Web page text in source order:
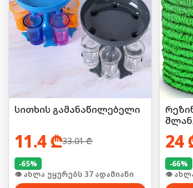
სითხის გამანაწილებელი
11.4₾33.01₾
-65%
🛒 ბოლო 24სთ-ში იყიდა 8-მა
24
-66%
🛒